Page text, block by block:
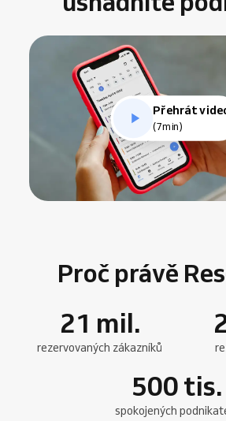
Přehrát
(7min)
Proč právě
21 mil.
rezervovaných zákazníků
500tis.
spokojených